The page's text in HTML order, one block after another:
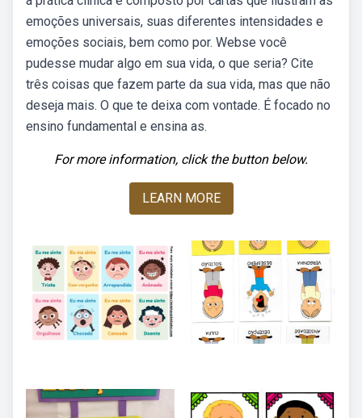
emoções universais, suas diferentes intensidades e
emoções sociais, bem como por. Webse você
pudesse mudar algo em sua vida, o que seria? Cite
três coisas que fazem parte da sua vida, mas que não
deseja mais. O que te deixa com vontade. É focado no
ensino fundamental e ensina as.
For more information, click the button below.
LEARN MORE